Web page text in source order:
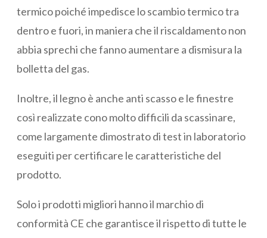
termico poiché impedisce lo scambio termico tra
dentro e fuori, in maniera che il riscaldamento non
abbia sprechi che fanno aumentare a dismisura la
bolletta del gas.
Inoltre, il legno è anche anti scasso e le finestre
così realizzate cono molto difficili da scassinare,
come largamente dimostrato di test in laboratorio
eseguiti per certificare le caratteristiche del
prodotto.
Solo i prodotti migliori hanno il marchio di
conformità CE che garantisce il rispetto di tutte le